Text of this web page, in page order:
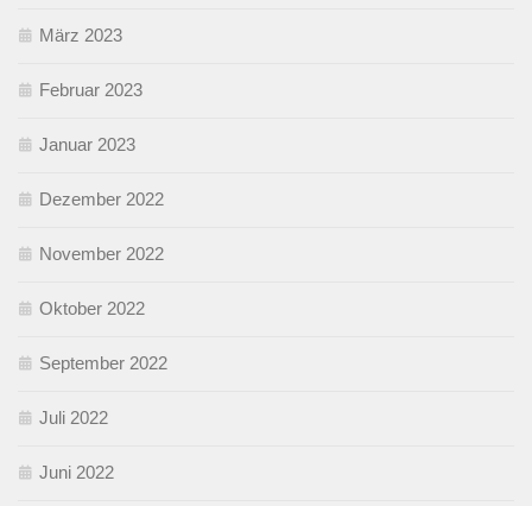
März 2023
Februar 2023
Januar 2023
Dezember 2022
November 2022
Oktober 2022
September 2022
Juli 2022
Juni 2022